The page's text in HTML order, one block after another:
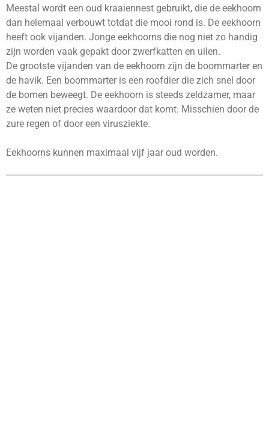
Meestal wordt een oud kraaiennest gebruikt, die de eekhoorn
dan helemaal verbouwt totdat die mooi rond is. De eekhoorn
heeft ook vijanden. Jonge eekhoorns die nog niet zo handig
zijn worden vaak gepakt door zwerfkatten en uilen.
De grootste vijanden van de eekhoorn zijn de boommarter en
de havik. Een boommarter is een roofdier die zich snel door
de bomen beweegt. De eekhoorn is steeds zeldzamer, maar
ze weten niet precies waardoor dat komt. Misschien door de
zure regen of door een virusziekte.
Eekhoorns kunnen maximaal vijf jaar oud worden.